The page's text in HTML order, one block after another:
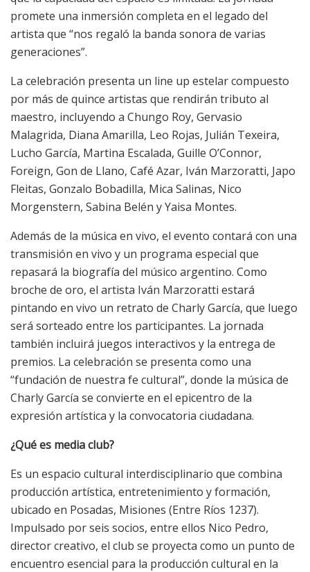
promete una inmersión completa en el legado del
artista que “nos regaló la banda sonora de varias
generaciones”.
La celebración presenta un line up estelar compuesto
por más de quince artistas que rendirán tributo al
maestro, incluyendo a Chungo Roy, Gervasio
Malagrida, Diana Amarilla, Leo Rojas, Julián Texeira,
Lucho García, Martina Escalada, Guille O’Connor,
Foreign, Gon de Llano, Café Azar, Iván Marzoratti, Japo
Fleitas, Gonzalo Bobadilla, Mica Salinas, Nico
Morgenstern, Sabina Belén y Yaisa Montes.
Además de la música en vivo, el evento contará con una
transmisión en vivo y un programa especial que
repasará la biografía del músico argentino. Como
broche de oro, el artista Iván Marzoratti estará
pintando en vivo un retrato de Charly García, que luego
será sorteado entre los participantes. La jornada
también incluirá juegos interactivos y la entrega de
premios. La celebración se presenta como una
“fundación de nuestra fe cultural”, donde la música de
Charly García se convierte en el epicentro de la
expresión artística y la convocatoria ciudadana.
¿Qué es media club?
Es un espacio cultural interdisciplinario que combina
producción artística, entretenimiento y formación,
ubicado en Posadas, Misiones (Entre Ríos 1237).
Impulsado por seis socios, entre ellos Nico Pedro,
director creativo, el club se proyecta como un punto de
encuentro esencial para la producción cultural en la